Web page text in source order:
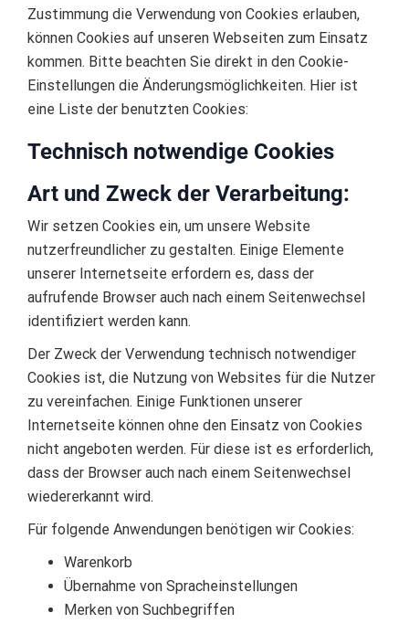
Zustimmung die Verwendung von Cookies erlauben,
können Cookies auf unseren Webseiten zum Einsatz
kommen. Bitte beachten Sie direkt in den Cookie-
Einstellungen die Änderungsmöglichkeiten. Hier ist
eine Liste der benutzten Cookies:
Technisch notwendige Cookies
Art und Zweck der Verarbeitung:
Wir setzen Cookies ein, um unsere Website
nutzerfreundlicher zu gestalten. Einige Elemente
unserer Internetseite erfordern es, dass der
aufrufende Browser auch nach einem Seitenwechsel
identifiziert werden kann.
Der Zweck der Verwendung technisch notwendiger
Cookies ist, die Nutzung von Websites für die Nutzer
zu vereinfachen. Einige Funktionen unserer
Internetseite können ohne den Einsatz von Cookies
nicht angeboten werden. Für diese ist es erforderlich,
dass der Browser auch nach einem Seitenwechsel
wiedererkannt wird.
Für folgende Anwendungen benötigen wir Cookies:
Warenkorb
Übernahme von Spracheinstellungen
Merken von Suchbegriffen